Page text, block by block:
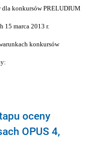
konkursów PRELUDIUM
15 marca 2013 r.
konkursów
oceny
OPUS 4,